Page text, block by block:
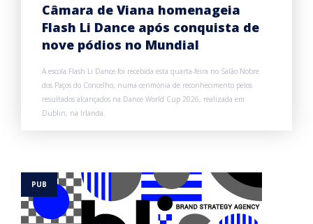
Câmara de Viana homenageia
Flash Li Dance após conquista de
nove pódios no Mundial
A escola Flash Li Dance foi recebida esta quarta-feira no Salão Nobre
dos Paços do Concelho, numa cerimónia de reconhecimento pelos
resultados alcançados na Dance World Cup 2026, realizada em
Dublin, na Irlanda.